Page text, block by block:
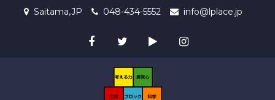
Saitama,JP 048-434-5552 info@lplace.jp